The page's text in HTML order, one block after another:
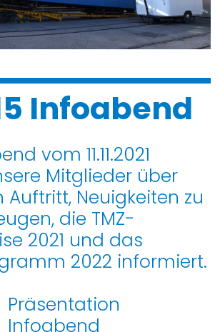
Infoabend
vom 11.11.2021
Mitglieder über
Auftritt, Neuigkeiten zu
die TMZ-
2021 und das
2022 informiert.
Präsentation
Infoabend